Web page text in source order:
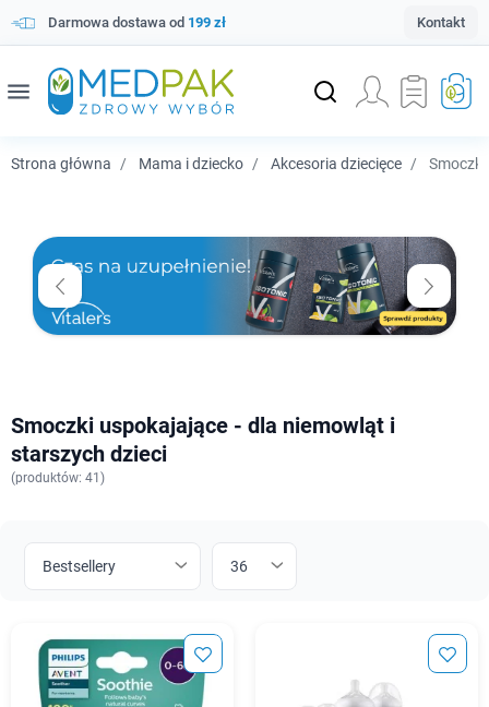
Darmowa dostawa od 199 zł Kontakt
menu
Strona główna Mama i dziecko Akcesoria dziecięce
Smoczki uspokajające - dla niemowląt i
starszych dzieci
(produktów: 41)